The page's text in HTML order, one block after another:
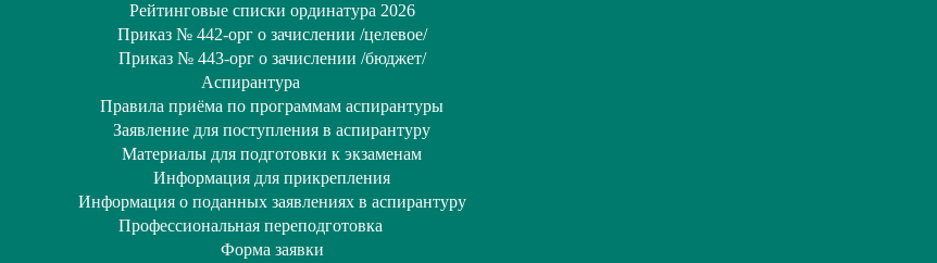
Рейтинговые списки ординатура 2026
Приказ № 442-орг о зачислении /целевое/
Приказ № 443-орг о зачислении /бюджет/
Аспирантура
Правила приёма по программам аспирантуры
Заявление для поступления в аспирантуру
Материалы для подготовки к экзаменам
Информация для прикрепления
Информация о поданных заявлениях в аспирантуру
Профессиональная переподготовка
Форма заявки